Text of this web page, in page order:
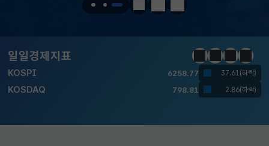
정지 이전 다음
일일경제지표
KOSPI 6258.77 37.61(하락)
KOSDAQ 798.81 2.86(하락)
국고채(3년)
정지이전다음일일경